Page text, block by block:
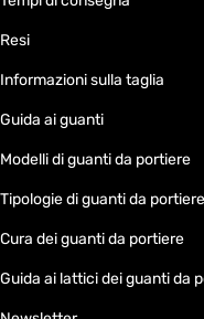
Resi
Informazioni sulla taglia
Guida ai guanti
Modelli di guanti da portiere
Tipologie di guanti da portiere
Cura dei guanti da portiere
Guida ai lattici dei guanti da